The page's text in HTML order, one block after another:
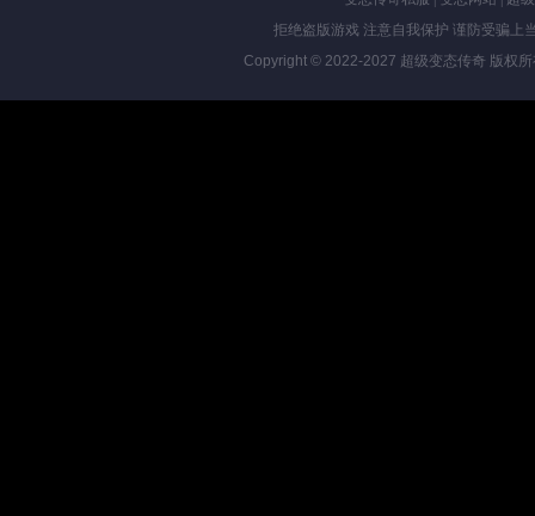
拒绝盗版游戏 注意自我保护 谨防受骗上
Copyright © 2022-2027 超级变态传奇 版权